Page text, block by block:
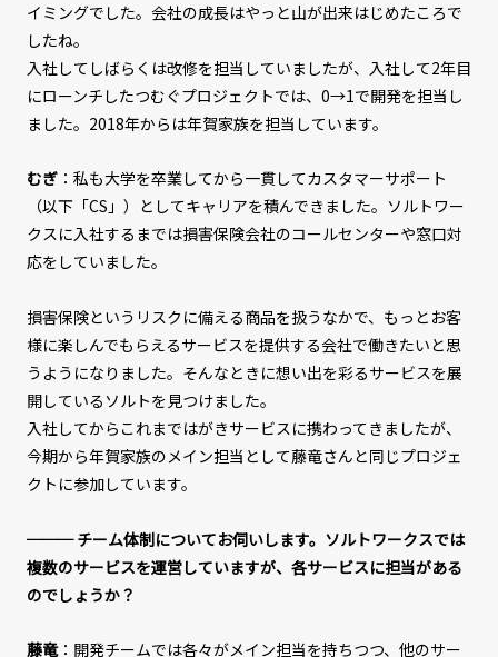
イミングでした。会社の成長はやっと山が出来はじめたころで
したね。
入社してしばらくは改修を担当していましたが、入社して2年目
にローンチしたつむぐプロジェクトでは、0→1で開発を担当し
ました。2018年からは年賀家族を担当しています。
むぎ：私も大学を卒業してから一貫してカスタマーサポート
（以下「CS」）としてキャリアを積んできました。ソルトワー
クスに入社するまでは損害保険会社のコールセンターや窓口対
応をしていました。
損害保険というリスクに備える商品を扱うなかで、もっとお客
様に楽しんでもらえるサービスを提供する会社で働きたいと思
うようになりました。そんなときに想い出を彩るサービスを展
開しているソルトを見つけました。
入社してからこれまではがきサービスに携わってきましたが、
今期から年賀家族のメイン担当として藤竜さんと同じプロジェ
クトに参加しています。
─── チーム体制についてお伺いします。ソルトワークスでは
複数のサービスを運営していますが、各サービスに担当がある
のでしょうか？
藤竜：開発チームでは各々がメイン担当を持ちつつ、他のサー